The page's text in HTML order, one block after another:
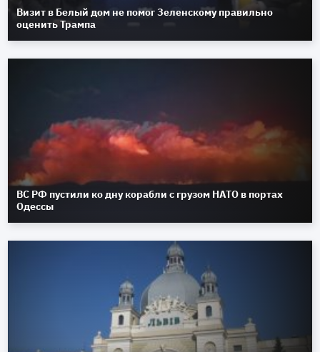
Визит в Белый дом не помог Зеленскому правильно
оценить Трампа
ВС РФ пустили ко дну корабли с грузом НАТО в портах
Одессы